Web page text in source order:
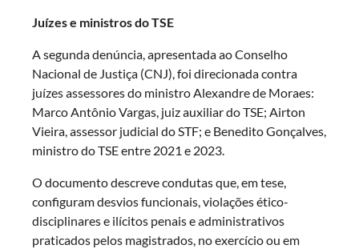
Juízes e ministros do TSE
A segunda denúncia, apresentada ao Conselho
Nacional de Justiça (CNJ), foi direcionada contra
juízes assessores do ministro Alexandre de Moraes:
Marco Antônio Vargas, juiz auxiliar do TSE; Airton
Vieira, assessor judicial do STF; e Benedito Gonçalves,
ministro do TSE entre 2021 e 2023.
O documento descreve condutas que, em tese,
configuram desvios funcionais, violações ético-
disciplinares e ilícitos penais e administrativos
praticados pelos magistrados, no exercício ou em